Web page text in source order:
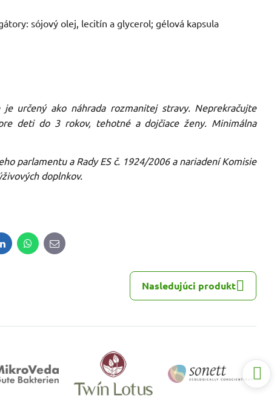
sójový olej, lecitín a glycerol; gélová kapsula
určený ako náhrada rozmanitej stravy. Neprekračujte
deti do 3 rokov, tehotné a dojčiace ženy. Minimálna
parlamentu a Rady ES č. 1924/2006 a nariadení Komisie
doplnkov.
LinkedInWhatsApp
E-
mail
Nasledujúci produkt